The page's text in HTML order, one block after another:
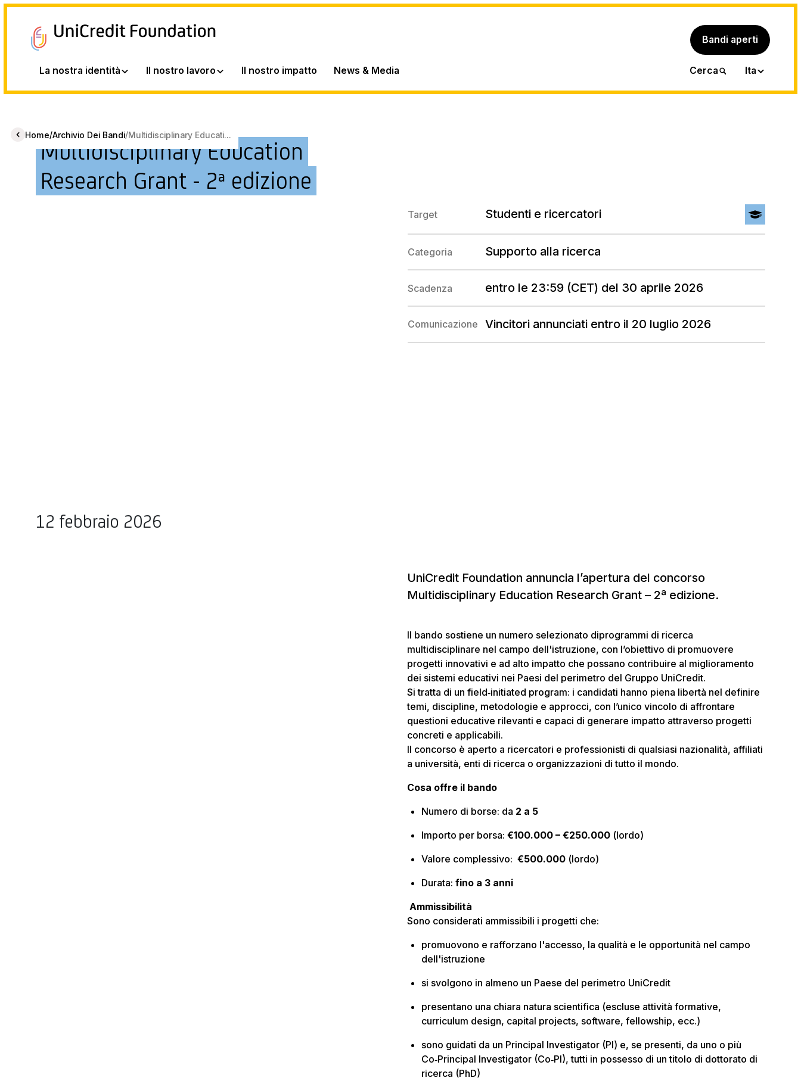
Bandi aperti
La nostra identità Il nostro lavoro Il nostro impatto News & Media Cerca ItaEng
Home/Archivio Dei Bandi/Multidisciplinary Educati...
Multidisciplinary Education
Research Grant - 2ª edizione
Target Studenti e ricercatori
Categoria Supporto alla ricerca
Scadenza entro le 23:59 (CET) del 30 aprile 2026
Comunicazione Vincitori annunciati entro il 20 luglio 2026
12 febbraio 2026
UniCredit Foundation annuncia l’apertura del concorso
Multidisciplinary Education Research Grant – 2ª edizione.
Il bando sostiene un numero selezionato diprogrammi di ricerca
multidisciplinare nel campo dell'istruzione, con l’obiettivo di promuovere
progetti innovativi e ad alto impatto che possano contribuire al miglioramento
dei sistemi educativi nei Paesi del perimetro del Gruppo UniCredit.
Si tratta di un field‑initiated program: i candidati hanno piena libertà nel definire
temi, discipline, metodologie e approcci, con l’unico vincolo di affrontare
questioni educative rilevanti e capaci di generare impatto attraverso progetti
concreti e applicabili.
Il concorso è aperto a ricercatori e professionisti di qualsiasi nazionalità, affiliati
a università, enti di ricerca o organizzazioni di tutto il mondo.
Cosa offre il bando
Numero di borse: da 2 a 5
Importo per borsa: €100.000 – €250.000 (lordo)
Valore complessivo: €500.000 (lordo)
Durata: fino a 3 anni
Ammissibilità
Sono considerati ammissibili i progetti che:
promuovono e rafforzano l'accesso, la qualità e le opportunità nel campo
dell'istruzione
si svolgono in almeno un Paese del perimetro UniCredit
presentano una chiara natura scientifica (escluse attività formative,
curriculum design, capital projects, software, fellowship, ecc.)
sono guidati da un Principal Investigator (PI) e, se presenti, da uno o più
Co‑Principal Investigator (Co‑PI), tutti in possesso di un titolo di dottorato di
ricerca (PhD)